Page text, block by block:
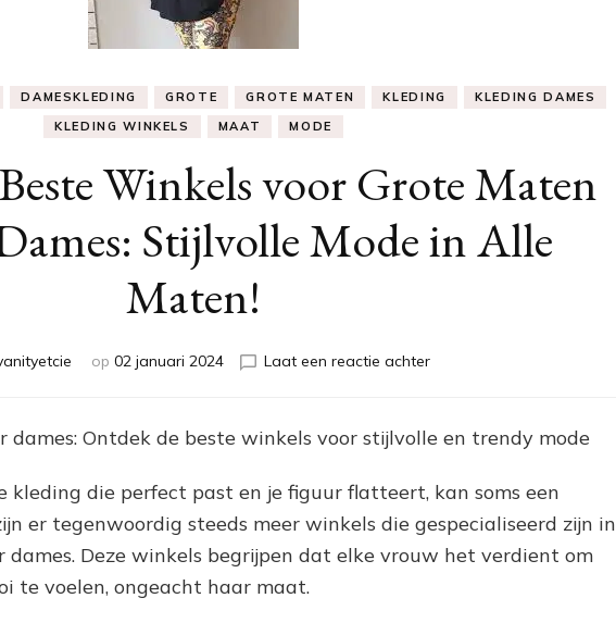
DAMESKLEDING GROTE GROTE MATEN KLEDING
KLEDING DAMES
KLEDING WINKELS
MAAT MODE
Winkels voor Grote Maten
Stijlvolle Mode in Alle
Maten!
op 02 januari 2024 Laat een reactie achterop
Winkels
Grote
Maten
Dames:
dames: Ontdek de beste winkels voor stijlvolle en trendy mode
kleding die perfect past en je figuur flatteert, kan soms een
er tegenwoordig steeds meer winkels die gespecialiseerd zijn in
Deze winkels begrijpen dat elke vrouw het verdient om
te voelen, ongeacht haar maat.